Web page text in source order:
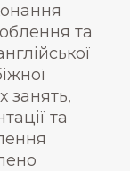
та
занять,
та